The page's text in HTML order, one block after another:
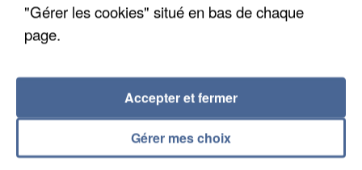
"Gérer les cookies" situé en bas de chaque
page.
Gérer mes choix
Accepter et fermer